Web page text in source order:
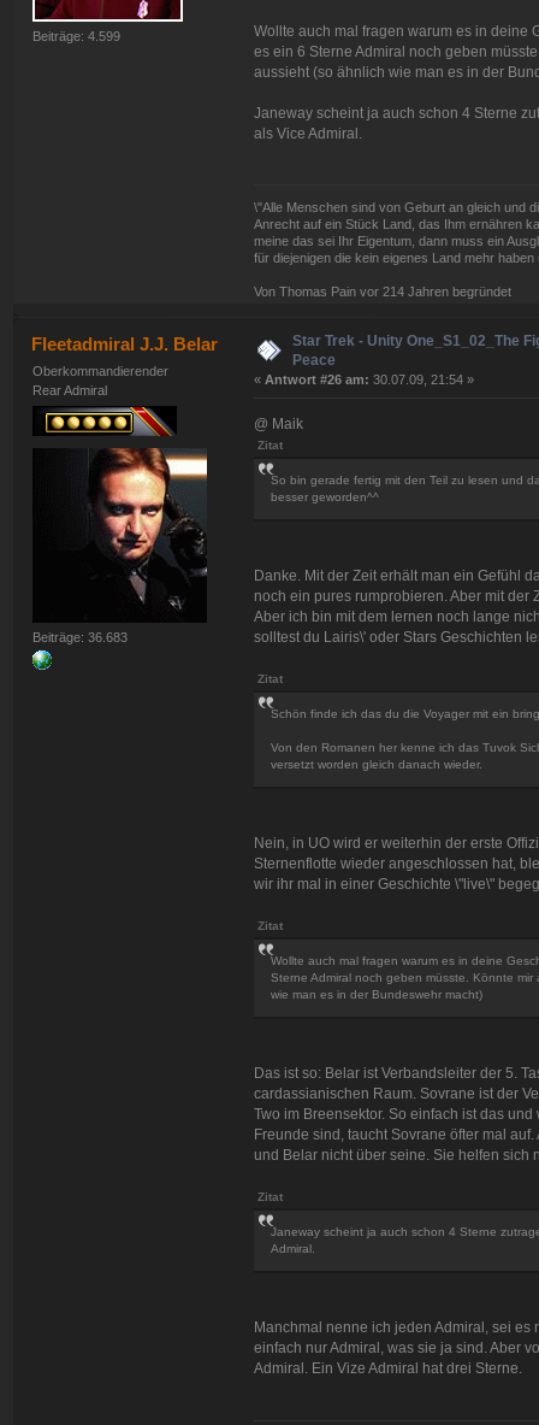
Beiträge: 4.599
Wollte auch mal fragen warum es in deine
es ein 6 Sterne Admiral noch geben
aussieht (so ähnlich wie man es in der
Janeway scheint ja auch schon 4 Sterne
als Vice Admiral.
\"Alle Menschen sind von Geburt an gleich und
Anrecht auf ein Stück Land, das Ihm ernähren
meine das sei Ihr Eigentum, dann muss ein
für diejenigen die kein eigenes Land mehr
Von Thomas Pain vor 214 Jahren begründet
Fleetadmiral J.J. Belar
Oberkommandierender
Rear Admiral
Beiträge: 36.683
Star Trek - Unity One_S1_02_The
Peace
« Antwort #26 am: 30.07.09, 21:54 »
@ Maik
Zitat
So bin gerade fertig mit den Teil zu lesen und
besser geworden^^
Danke. Mit der Zeit erhält man ein Gefühl
noch ein pures rumprobieren. Aber mit
Aber ich bin mit dem lernen noch lange
solltest du Lairis\' oder Stars Geschichten
Zitat
Schön finde ich das du die Voyager mit ein
Von den Romanen her kenne ich das Tuvok
versetzt worden gleich danach wieder.
Nein, in UO wird er weiterhin der erste
Sternenflotte wieder angeschlossen hat,
wir ihr mal in einer Geschichte \"live\"
Zitat
Wollte auch mal fragen warum es in deine
Sterne Admiral noch geben müsste. Könnte
wie man es in der Bundeswehr macht)
Das ist so: Belar ist Verbandsleiter der 5.
cardassianischen Raum. Sovrane ist der
Two im Breensektor. So einfach ist das
Freunde sind, taucht Sovrane öfter mal
und Belar nicht über seine. Sie helfen sich
Zitat
Janeway scheint ja auch schon 4 Sterne
Admiral.
Manchmal nenne ich jeden Admiral, sei
einfach nur Admiral, was sie ja sind. Aber
Admiral. Ein Vize Admiral hat drei Sterne.